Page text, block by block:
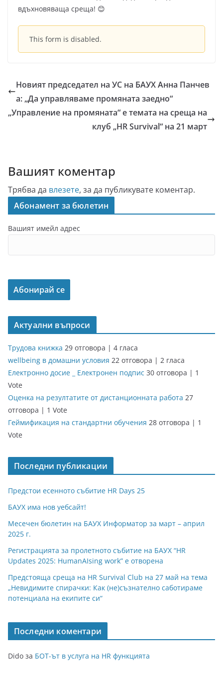
вдъхновяваща среща! 😊
This form is disabled.
Новият председател на УС на БАУХ Анна Панчев
а: „Да управляваме промяната заедно“
„Управление на промяната“ е темата на среща на
клуб „HR Survival“ на 21 март
Вашият коментар
Трябва да влезете, за да публикувате коментар.
Абонамент за бюлетин
Вашият имейл адрес
Актуални въпроси
Трудова книжка 29 отговора | 4 гласа
wellbeing в домашни условия 22 отговора | 2 гласа
Електронно досие _ Електронен подпис 30 отговора | 1
Vote
Оценка на резултатите от дистанционната работа 27
отговора | 1 Vote
Геймификация на стандартни обучения 28 отговора | 1
Vote
Последни публикации
Предстои есенното събитие HR Days 25
БАУХ има нов уебсайт!
Месечен бюлетин на БАУХ Информатор за март – април
2025 г.
Регистрацията за пролетното събитие на БАУХ “HR
Updates 2025: HumanAIsing work” е отворена
Предстояща среща на HR Survival Club на 27 май на тема
„Невидимите спирачки: Как (не)съзнателно саботираме
потенциала на екипите си“
Последни коментари
Dido за БОТ-ът в услуга на HR функцията